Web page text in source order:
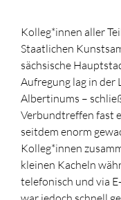
Kolleg*innen aller
Staatlichen
sächsische
Aufregung lag in der
Albertinums –
Verbundtreffen fast
seitdem enorm
Kolleg*innen
kleinen Kacheln
telefonisch und via